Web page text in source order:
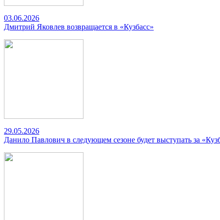
03.06.2026
Дмитрий Яковлев возвращается в «Кузбасс»
29.05.2026
Данило Павлович в следующем сезоне будет выступать за